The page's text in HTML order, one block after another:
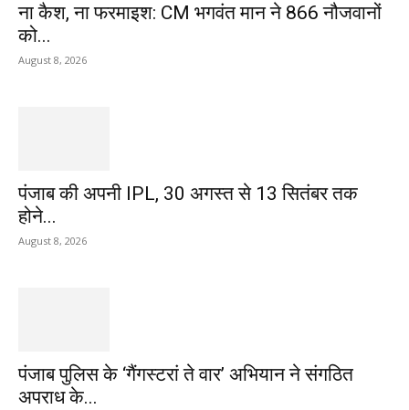
ना कैश, ना फरमाइश: CM भगवंत मान ने 866 नौजवानों
को...
August 8, 2026
पंजाब की अपनी IPL, 30 अगस्त से 13 सितंबर तक
होने...
August 8, 2026
पंजाब पुलिस के ‘गैंगस्टरां ते वार’ अभियान ने संगठित
अपराध के...